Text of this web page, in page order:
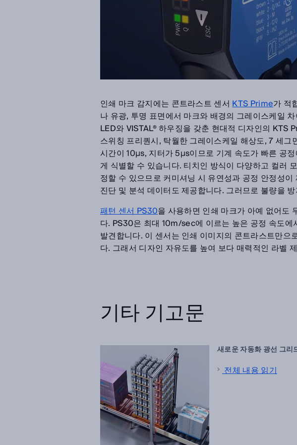
인쇄 마크 감지에는 콘트라스트 센서KTS Prime가 적
나 유광, 투명 표면에서 마크와 배경의 그레이스케일
LED와 VISTAL® 하우징을 갖춘 현대적 디자인의 KTS
스위칭 프리퀀시, 탁월한 그레이스케일 해상도, 7 세
시간이 10µs, 지터가 5µs이므로 기계 속도가 빠른 공
게 식별할 수 있습니다. 티치인 방식이 다양하고 컬러
정할 수 있으므로 커미셔닝 시 유연성과 공정 안정성
진단 및 분석 데이터도 제공합니다. 그러므로 불량을
패턴 센서 PS30을 사용하면 인쇄 마크가 아예 없어도
다. PS30은 최대 10m/sec에 이르는 높은 공정 속도에
발견합니다. 이 센서는 인쇄 이미지의 콘트라스트만으
다. 그래서 디자인 자유도를 높여 보다 매력적인 라벨
기타 기고문
새로운 자동화 광선 그
전체 내용 읽기